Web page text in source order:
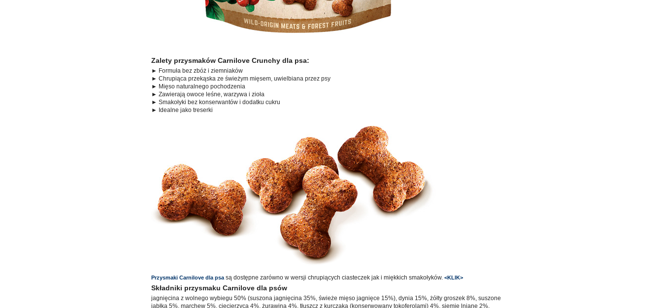
Zalety przysmaków Carnilove Crunchy dla psa:
► Formuła bez zbóż i ziemniaków
► Chrupiąca przekąska ze świeżym mięsem, uwielbiana przez psy
► Mięso naturalnego pochodzenia
► Zawierają owoce leśne, warzywa i zioła
► Smakołyki bez konserwantów i dodatku cukru
► Idealne jako treserki
Przysmaki Carnilove dla psasą dostępne zarówno w wersji chrupiących ciasteczek jak i miękkich smakołyków. <KLIK>
Składniki przysmaku Carnilove dla psów
jagnięcina z wolnego wybiegu 50% (suszona jagnięcina 35%, świeże mięso jagnięce 15%), dynia 15%, żółty groszek 8%, suszone
jabłka 5%, marchew 5%, ciecierzyca 4%, żurawina 4%, tłuszcz z kurczaka (konserwowany tokoferolami) 4%, siemię lniane 2%,